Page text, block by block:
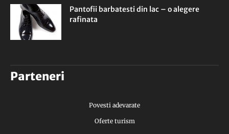
Pantofii barbatesti din lac – o alegere
rafinata
Parteneri
Povesti adevarate
Oferte turism